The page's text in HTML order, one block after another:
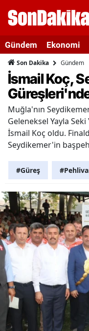
Gündem Ekonomi
Son Dakika Gündem
İsmail Koç,
Muğla'nın
Geleneksel Yayla
İsmail Koç oldu.
Seydikemer'in
#Güreş